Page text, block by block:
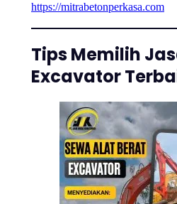
https://mitrabetonperkasa.com
Tips Memilih
Excavator